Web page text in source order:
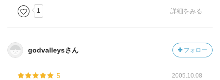
国家のレベルと個人のレベルでは分けて論じるべきかと。
1 詳細をみる
godvalleysさん フォロー
5 2005.10.08